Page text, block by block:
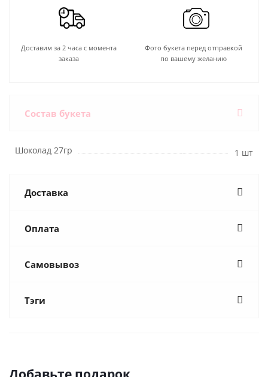
Доставим за 2 часа с момента
заказа
Фото букета перед отправкой
по вашему желанию
Состав букета
Шоколад 27гр 1 шт
Доставка
Оплата
Самовывоз
Тэги